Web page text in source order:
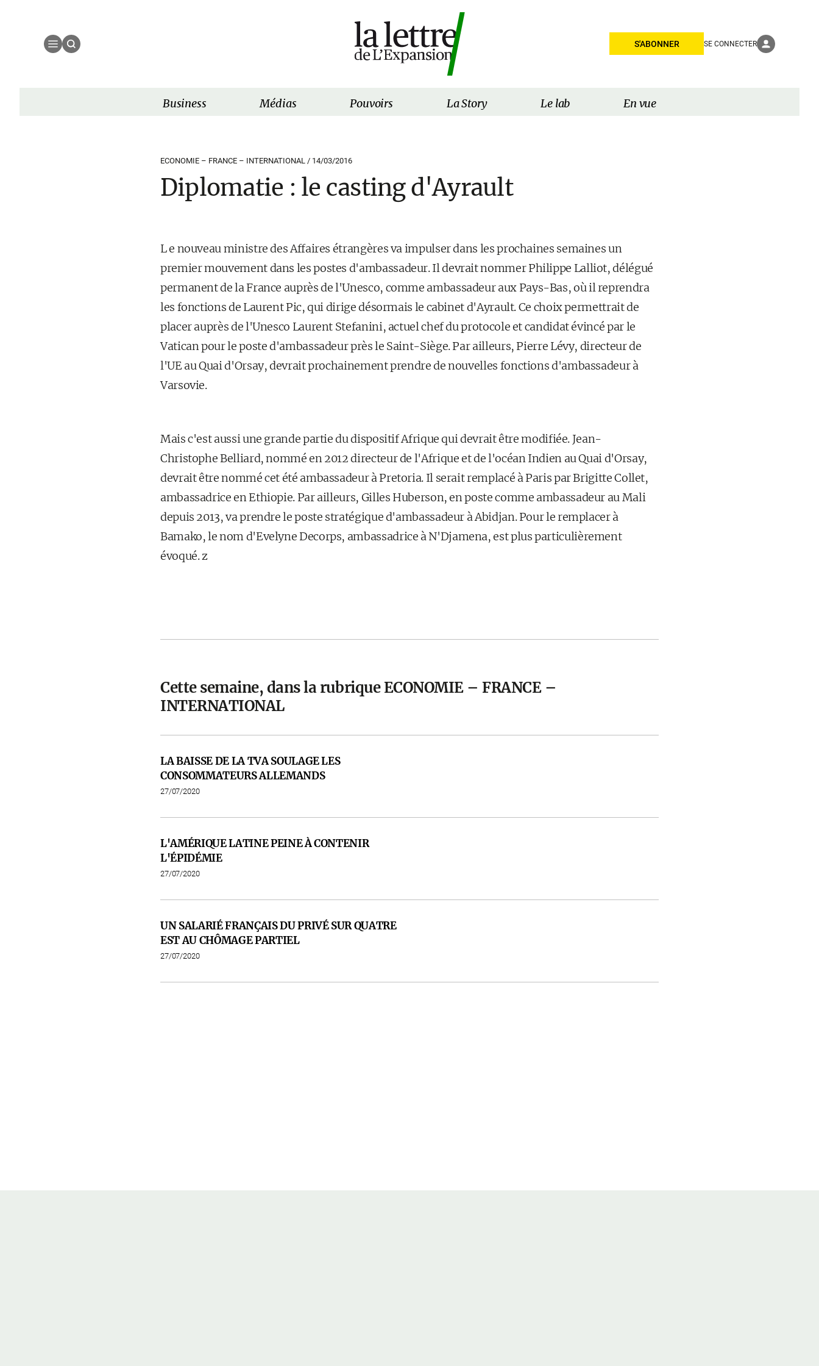
S'ABONNER SE CONNECTER
Business Médias Pouvoirs La Story Le lab En vue
ECONOMIE – FRANCE – INTERNATIONAL / 14/03/2016
Diplomatie : le casting d'Ayrault
L e nouveau ministre des Affaires étrangères va impulser dans les prochaines semaines un
premier mouvement dans les postes d'ambassadeur. Il devrait nommer Philippe Lalliot, délégué
permanent de la France auprès de l'Unesco, comme ambassadeur aux Pays-Bas, où il reprendra
les fonctions de Laurent Pic, qui dirige désormais le cabinet d'Ayrault. Ce choix permettrait de
placer auprès de l'Unesco Laurent Stefanini, actuel chef du protocole et candidat évincé par le
Vatican pour le poste d'ambassadeur près le Saint-Siège. Par ailleurs, Pierre Lévy, directeur de
l'UE au Quai d'Orsay, devrait prochainement prendre de nouvelles fonctions d'ambassadeur à
Varsovie.
Mais c'est aussi une grande partie du dispositif Afrique qui devrait être modifiée. Jean-
Christophe Belliard, nommé en 2012 directeur de l'Afrique et de l'océan Indien au Quai d'Orsay,
devrait être nommé cet été ambassadeur à Pretoria. Il serait remplacé à Paris par Brigitte Collet,
ambassadrice en Ethiopie. Par ailleurs, Gilles Huberson, en poste comme ambassadeur au Mali
depuis 2013, va prendre le poste stratégique d'ambassadeur à Abidjan. Pour le remplacer à
Bamako, le nom d'Evelyne Decorps, ambassadrice à N'Djamena, est plus particulièrement
évoqué. z
Cette semaine, dans la rubrique ECONOMIE – FRANCE –
INTERNATIONAL
LA BAISSE DE LA TVA SOULAGE LES
CONSOMMATEURS ALLEMANDS
27/07/2020
L'AMÉRIQUE LATINE PEINE À CONTENIR
L'ÉPIDÉMIE
27/07/2020
UN SALARIÉ FRANÇAIS DU PRIVÉ SUR QUATRE
EST AU CHÔMAGE PARTIEL
27/07/2020